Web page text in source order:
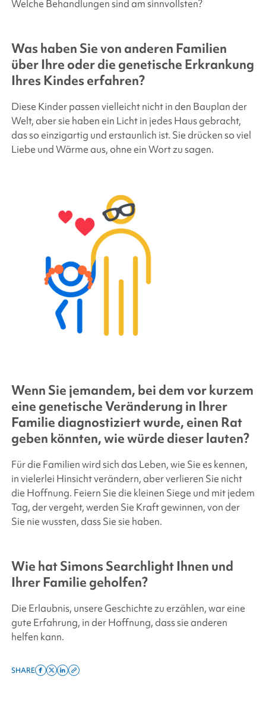
Welche Behandlungen sind am sinnvollsten?
Was haben Sie von anderen Familien
über Ihre oder die genetische Erkrankung
Ihres Kindes erfahren?
Diese Kinder passen vielleicht nicht in den Bauplan der
Welt, aber sie haben ein Licht in jedes Haus gebracht,
das so einzigartig und erstaunlich ist. Sie drücken so viel
Liebe und Wärme aus, ohne ein Wort zu sagen.
Wenn Sie jemandem, bei dem vor kurzem
eine genetische Veränderung in Ihrer
Familie diagnostiziert wurde, einen Rat
geben könnten, wie würde dieser lauten?
Für die Familien wird sich das Leben, wie Sie es kennen,
in vielerlei Hinsicht verändern, aber verlieren Sie nicht
die Hoffnung. Feiern Sie die kleinen Siege und mit jedem
Tag, der vergeht, werden Sie Kraft gewinnen, von der
Sie nie wussten, dass Sie sie haben.
Wie hatSimons SearchlightIhnen und
Ihrer Familie geholfen?
Die Erlaubnis, unsere Geschichte zu erzählen, war eine
gute Erfahrung, in der Hoffnung, dass sie anderen
helfen kann.
SHARE
ShareShareShareCopy